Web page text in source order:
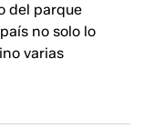
del parque
no solo lo
varias